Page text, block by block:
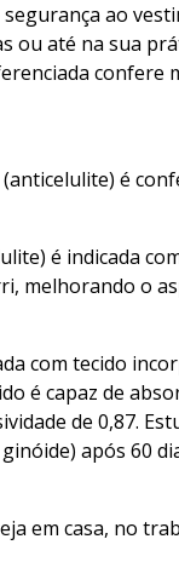
ao
ou até na sua
é
é indicada
melhorando o
com tecido
é capaz de
de 0,87.
após 60
em casa, no